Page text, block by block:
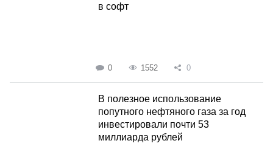
в софт
0 1552 0
В полезное использование
попутного нефтяного газа за год
инвестировали почти 53
миллиарда рублей